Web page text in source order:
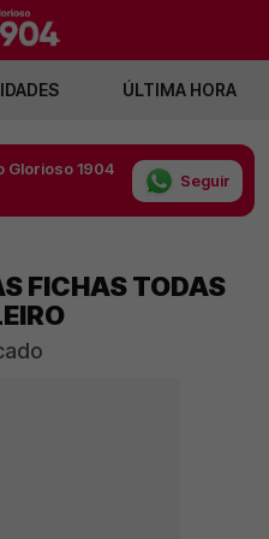
ÚLTIMA HORA
Glorioso 1904
Seguir
FICHAS TODAS